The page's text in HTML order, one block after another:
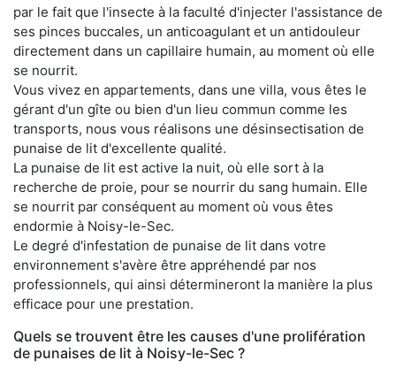
par le fait que l'insecte à la faculté d'injecter l'assistance de
ses pinces buccales, un anticoagulant et un antidouleur
directement dans un capillaire humain, au moment où elle
se nourrit.
Vous vivez en appartements, dans une villa, vous êtes le
gérant d'un gîte ou bien d'un lieu commun comme les
transports, nous vous réalisons une désinsectisation de
punaise de lit d'excellente qualité.
La punaise de lit est active la nuit, où elle sort à la
recherche de proie, pour se nourrir du sang humain. Elle
se nourrit par conséquent au moment où vous êtes
endormie à Noisy-le-Sec.
Le degré d'infestation de punaise de lit dans votre
environnement s'avère être appréhendé par nos
professionnels, qui ainsi détermineront la manière la plus
efficace pour une prestation.
Quels se trouvent être les causes d'une prolifération
de punaises de lit à Noisy-le-Sec ?